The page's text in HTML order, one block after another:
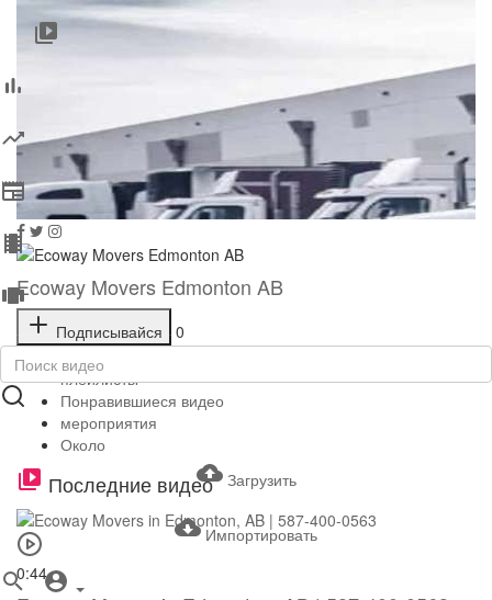
Загрузить
Импортировать
Ecoway Movers Edmonton AB
Подписывайся
0
плейлисты
Понравившиеся видео
мероприятия
Около
Последние видео
0:44